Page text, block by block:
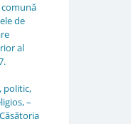
de
al
politic,
–